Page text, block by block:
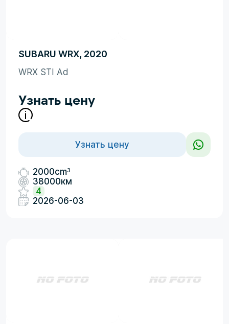
SUBARU WRX, 2020
WRX STI Ad
Узнать цену
Узнать цену
2000cm3
38000км
4
2026-06-03